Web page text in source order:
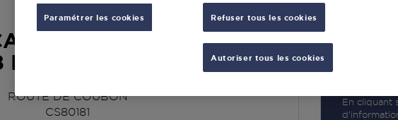
LE PUY EN
BRIVES CHARENSAC
ROUTE DE COUBON
CS80181
En cliquant
Paramétrer les cookies Refuser tous les cookies
Autoriser tous les cookies